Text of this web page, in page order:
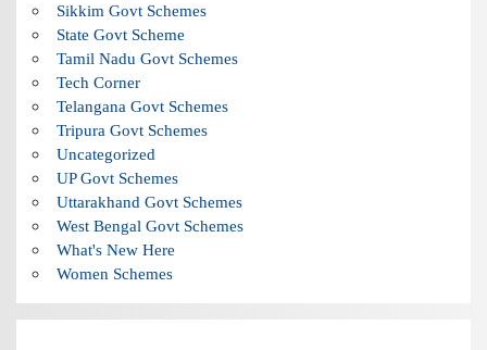
Sikkim Govt Schemes
State Govt Scheme
Tamil Nadu Govt Schemes
Tech Corner
Telangana Govt Schemes
Tripura Govt Schemes
Uncategorized
UP Govt Schemes
Uttarakhand Govt Schemes
West Bengal Govt Schemes
What's New Here
Women Schemes